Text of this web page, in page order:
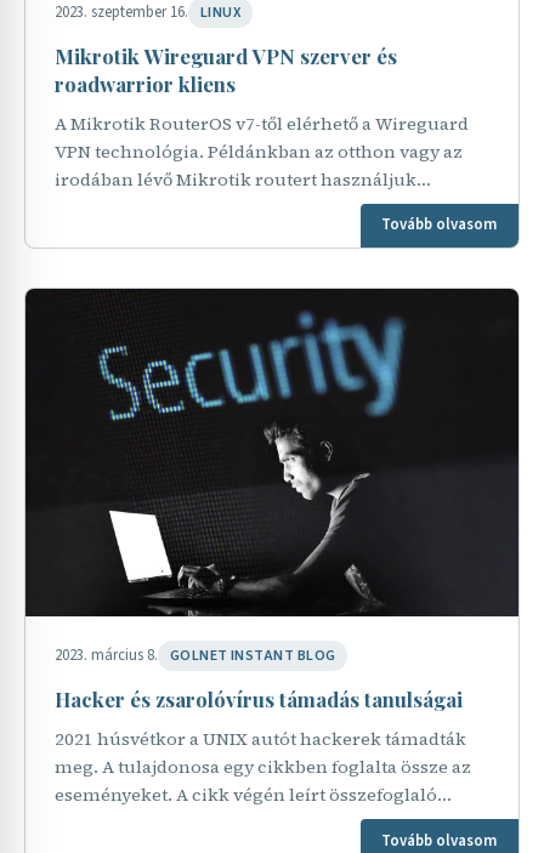
2023. szeptember 16. LINUX
Mikrotik Wireguard VPN szerver és
roadwarrior kliens
A Mikrotik RouterOS v7-től elérhető a Wireguard
VPN technológia. Példánkban az otthon vagy az
irodában lévő Mikrotik routert használjuk
Wireguard szerverként. Nem indít kifelé
Tovább olvasom
2023. március 8. GOLNET INSTANT BLOG
Hacker és zsarolóvírus támadás tanulságai
2021 húsvétkor a UNIX autót hackerek támadták
meg. A tulajdonosa egy cikkben foglalta össze az
eseményeket. A cikk végén leírt összefoglaló
tanulságos minden cégvezető és informatikus
Tovább olvasom